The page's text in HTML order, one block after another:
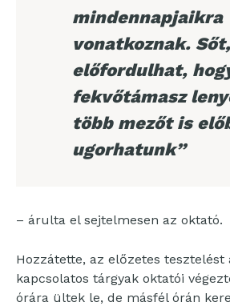
mindennapjaikra
vonatkoznak.
előfordulhat,
fekvőtámasz
több mezőt is
ugorhatunk”
– árulta el sejtelmesen az oktató.
Hozzátette, az előzetes tesztelést
kapcsolatos tárgyak oktatói
órára ültek le, de másfél órán